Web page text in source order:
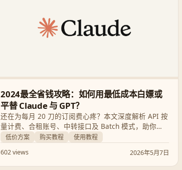
2024最全省钱攻略：如何用最低成本白嫖或
平替 Claude 与 GPT？
还在为每月 20 刀的订阅费心疼？本文深度解析 API 按
量计费、合租账号、中转接口及 Batch 模式，助你根
据使用量选择最省钱的 AI 方案，最高可省下 90% 成
本。
低价方案 购买教程
使用教程
602 views
2026年5月7日